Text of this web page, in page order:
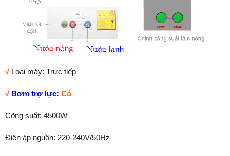
√Loại máy: Trực tiếp
√ Bơm trợ lực: Có
Công suất: 4500W
Điện áp nguồn: 220-240V/50Hz